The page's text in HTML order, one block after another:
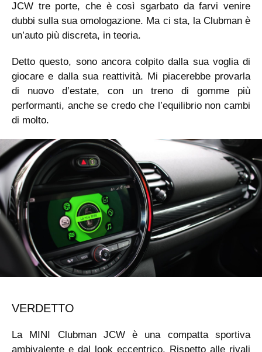
JCW tre porte, che è così sgarbato da farvi venire
dubbi sulla sua omologazione. Ma ci sta, la Clubman è
un’auto più discreta, in teoria.
Detto questo, sono ancora colpito dalla sua voglia di
giocare e dalla sua reattività. Mi piacerebbe provarla
di nuovo d’estate, con un treno di gomme più
performanti, anche se credo che l’equilibrio non cambi
di molto.
VERDETTO
La MINI Clubman JCW è una compatta sportiva
ambivalente e dal look eccentrico. Rispetto alle rivali